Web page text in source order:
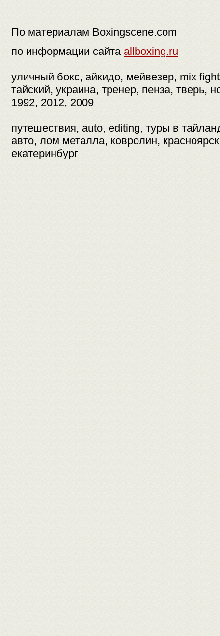
По материалам Boxingscene.com
по информации сайта allboxing.ru
уличный бокс, айкидо, мейвезер, mix
тайский, украина, тренер, пенза, тверь,
1992, 2012, 2009
путешествия, auto, editing, туры в
авто, лом металла, ковролин,
екатеринбург